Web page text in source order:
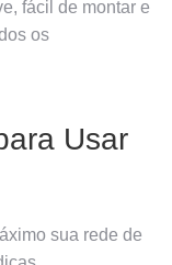
fácil de montar e
os
Usar
sua rede de